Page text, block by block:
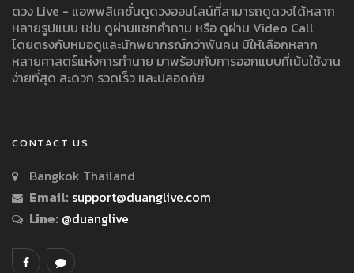
ดวง Live - แอพพลิเคชั่นดูดวงออนไลน์ที่สามารถดูดวงได้หลาก
หลายรูปแบบ เช่น ดูผ่านแชทคำถาม หรือ ดูผ่าน Video Call
โดยตรงกับหมอดูและนักพยากรณ์กว่าพันคน มีให้เลือกหลาก
หลายศาสตร์แห่งการทำนาย มาพร้อมกับการออกแบบที่เน้นใช้งาน
ง่ายที่สุด สะดวก รวดเร็ว และปลอดภัย
CONTACT US
Bangkok Thailand
Email: support@duanglive.com
Line: @duanglive